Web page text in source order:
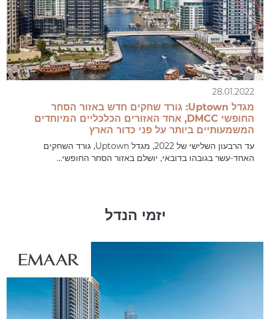
28.01.2022
מגדל Uptown: גורד שחקים חדש באזור הסחר
החופשי DMCC, אחד האזורים הכלכליים המיוחדים
המשמעותיים ביותר על פני כדור הארץ
עד הרבעון השלישי של 2022, מגדל Uptown, גורד השחקים
האחד-עשר בגובהו בדובאי, יושלם באזור הסחר החופשי...
יזמי הנדל